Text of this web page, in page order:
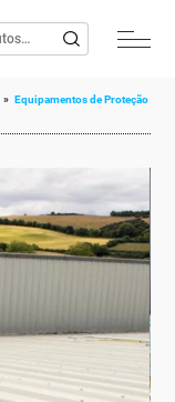
» Equipamentos de Proteção